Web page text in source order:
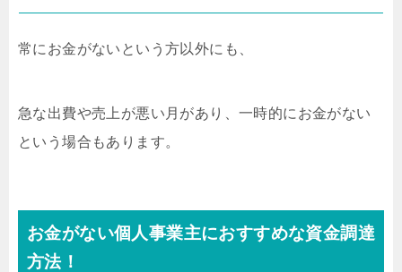
常にお金がないという方以外にも、
急な出費や売上が悪い月があり、一時的にお金がない
という場合もあります。
お金がない個人事業主におすすめな資金調達
方法！